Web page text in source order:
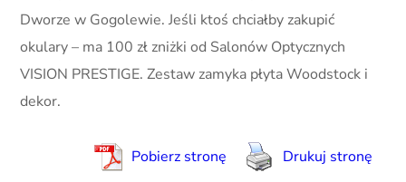
Dworze w Gogolewie. Jeśli ktoś chciałby zakupić
okulary – ma 100 zł zniżki od Salonów Optycznych
VISION PRESTIGE. Zestaw zamyka płyta Woodstock i
dekor.
Pobierz stronę Drukuj stronę